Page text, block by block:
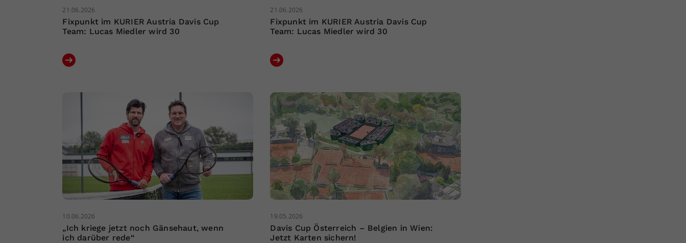
21.06.2026
Fixpunkt im KURIER Austria Davis Cup
Team: Lucas Miedler wird 30
21.06.2026
Fixpunkt im KURIER Austria Davis Cup
Team: Lucas Miedler wird 30
10.06.2026
„Ich kriege jetzt noch Gänsehaut, wenn
ich darüber rede“
19.05.2026
Davis Cup Österreich – Belgien in Wien:
Jetzt Karten sichern!